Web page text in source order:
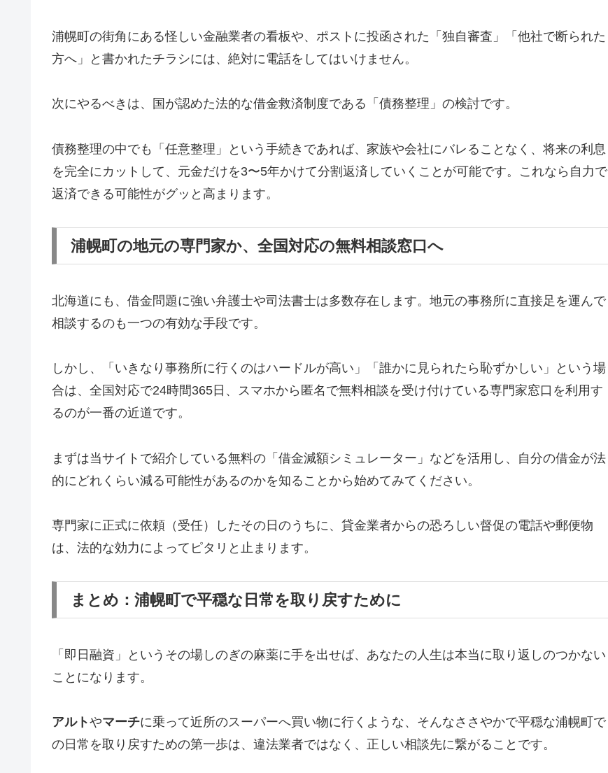
浦幌町の街角にある怪しい金融業者の看板や、ポストに投函された「独自審査」「他社で断られた
方へ」と書かれたチラシには、絶対に電話をしてはいけません。
次にやるべきは、国が認めた法的な借金救済制度である「債務整理」の検討です。
債務整理の中でも「任意整理」という手続きであれば、家族や会社にバレることなく、将来の利息
を完全にカットして、元金だけを3〜5年かけて分割返済していくことが可能です。これなら自力で
返済できる可能性がグッと高まります。
浦幌町の地元の専門家か、全国対応の無料相談窓口へ
北海道にも、借金問題に強い弁護士や司法書士は多数存在します。地元の事務所に直接足を運んで
相談するのも一つの有効な手段です。
しかし、「いきなり事務所に行くのはハードルが高い」「誰かに見られたら恥ずかしい」という場
合は、全国対応で24時間365日、スマホから匿名で無料相談を受け付けている専門家窓口を利用す
るのが一番の近道です。
まずは当サイトで紹介している無料の「借金減額シミュレーター」などを活用し、自分の借金が法
的にどれくらい減る可能性があるのかを知ることから始めてみてください。
専門家に正式に依頼（受任）したその日のうちに、貸金業者からの恐ろしい督促の電話や郵便物
は、法的な効力によってピタリと止まります。
まとめ：浦幌町で平穏な日常を取り戻すために
「即日融資」というその場しのぎの麻薬に手を出せば、あなたの人生は本当に取り返しのつかない
ことになります。
アルトやマーチに乗って近所のスーパーへ買い物に行くような、そんなささやかで平穏な浦幌町で
の日常を取り戻すための第一歩は、違法業者ではなく、正しい相談先に繋がることです。